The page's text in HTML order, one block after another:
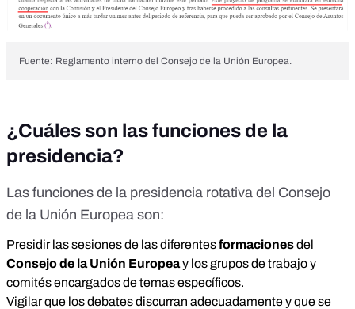
Fuente: Reglamento interno del Consejo de la Unión Europea.
¿Cuáles son las funciones de la
presidencia?
Las funciones de la presidencia rotativa del Consejo
de la Unión Europea son:
Presidir las sesiones de las diferentesformacionesdel
Consejo de la Unión Europeay los grupos de trabajo y
comités encargados de temas específicos.
Vigilar que los debates discurran adecuadamente y que se